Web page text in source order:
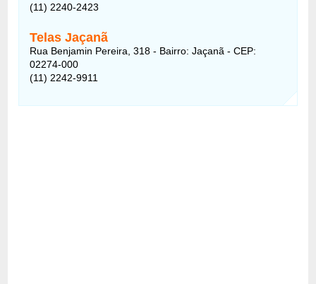
(11) 2240-2423
Telas Jaçanã
Rua Benjamin Pereira, 318 - Bairro: Jaçanã - CEP:
02274-000
(11) 2242-9911